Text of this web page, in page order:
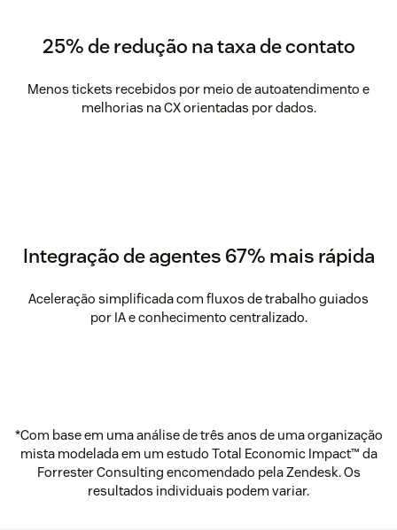
25% de redução na taxa de contato
Menos tickets recebidos por meio de autoatendimento e
melhorias na CX orientadas por dados.
Integração de agentes 67% mais rápida
Aceleração simplificada com fluxos de trabalho guiados
por IA e conhecimento centralizado.
*Com base em uma análise de três anos de uma organização
mista modelada em um estudo Total Economic Impact™ da
Forrester Consulting encomendado pela Zendesk. Os
resultados individuais podem variar.